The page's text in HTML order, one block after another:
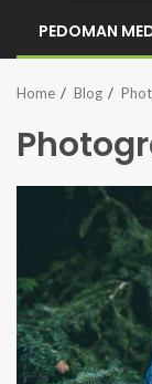
PEDOMAN
Home Blog